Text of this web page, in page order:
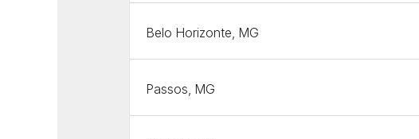
Belo Horizonte, MG
Passos, MG